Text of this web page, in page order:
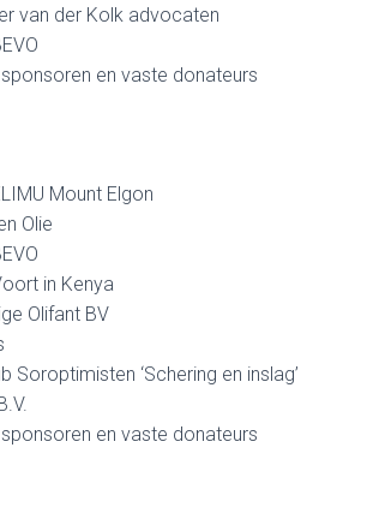
van der Kolk advocaten
en vaste donateurs
Mount Elgon
Olie
in Kenya
Olifant BV
Soroptimisten ‘Schering en inslag’
en vaste donateurs